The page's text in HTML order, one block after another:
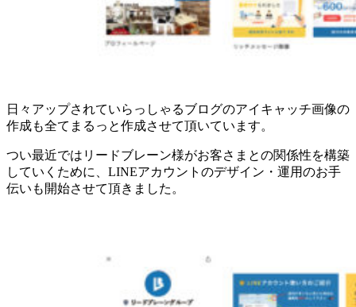
日々アップされていらっしゃるブログのアイキャッチ画像の
作成も全てまるっと作成させて頂いています。
つい最近ではリードブレーン様がお客さまとの関係性を構築
していくために、LINEアカウントのデザイン・運用のお手
伝いも開始させて頂きました。